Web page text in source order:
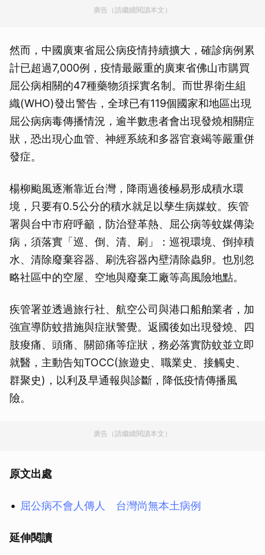
廣告（請繼續閱讀本文）
然而，中國廣東省屈公病疫情持續擴大，確診病例累
計已超過7,000例，疫情最嚴重的廣東省佛山市購買
屈公病相關的47種藥物須採實名制。而世界衛生組
織(WHO)發出警告，全球已有119個國家和地區出現
屈公病病毒傳播情況，逾半數患者會出現發燒相關症
狀，恐出現心血管、神經系統和多器官衰竭等嚴重併
發症。
楊柳颱風逐漸靠近台灣，降雨過後極易形成積水環
境，只要有0.5公分的積水就足以孳生病媒蚊。疾管
署與台中市府呼籲，防治登革熱、屈公病等蚊媒傳染
病，須落實「巡、倒、清、刷」：巡視環境、倒掉積
水、清除廢棄容器、刷洗容器內壁清除蟲卵。也別忽
略社區中的空屋、空地與廢棄工廠等高風險地點。
疾管署並透過旅行社、航空公司與港口船舶業者，加
強宣導防蚊措施與症狀警覺。返國後如出現發燒、四
肢痠痛、頭痛、關節痛等症狀，務必落實防蚊並立即
就醫，主動告知TOCC(旅遊史、職業史、接觸史、
群聚史)，以利及早通報與診斷，降低疫情傳播風
險。
廣告（請繼續閱讀本文）
原文出處
屈公病不會人傳人 台灣尚無本土病例
延伸閱讀